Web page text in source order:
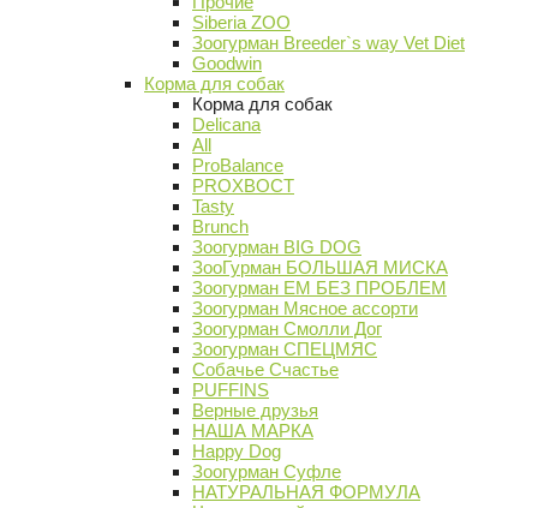
Siberia ZOO
Зоогурман Breeder`s way Vet Diet
Goodwin
Корма для собак
Корма для собак
Delicana
All
ProBalance
PROХВОСТ
Tasty
Brunch
Зоогурман BIG DOG
ЗооГурман БОЛЬШАЯ МИСКА
Зоогурман ЕМ БЕЗ ПРОБЛЕМ
Зоогурман Мясное ассорти
Зоогурман Смолли Дог
Зоогурман СПЕЦМЯС
Собачье Счастье
PUFFINS
Верные друзья
НАША МАРКА
Happy Dog
Зоогурман Суфле
НАТУРАЛЬНАЯ ФОРМУЛА